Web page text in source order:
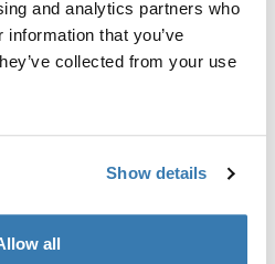
and analytics partners who
that you’ve
collected from your use
Show details
all